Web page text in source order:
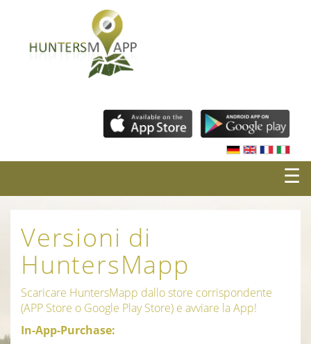
☰
Versioni di
HuntersMapp
Scaricare HuntersMapp dallo store corrispondente
(APP Store o Google Play Store) e avviare la App!
In-App-Purchase: